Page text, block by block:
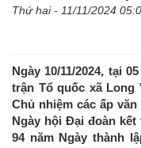
Thứ hai - 11/11/2024
Ngày 10/11/2024, tại
trận Tổ quốc xã Long
Chủ nhiệm các ấp
Ngày hội Đại đoàn
94 năm Ngày thành